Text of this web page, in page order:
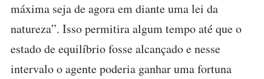
máxima seja de agora em diante uma lei da
natureza”. Isso permitira algum tempo até que o
estado de equilíbrio fosse alcançado e nesse
intervalo o agente poderia ganhar uma fortuna